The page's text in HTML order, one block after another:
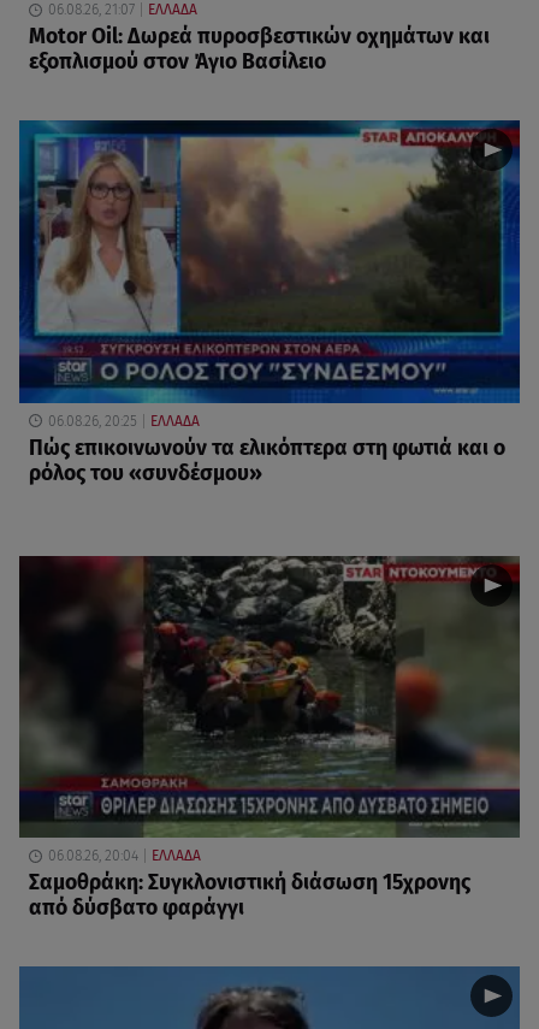
06.08.26, 21:07 ΕΛΛΑΔΑ
Motor Oil: Δωρεά πυροσβεστικών οχημάτων και
εξοπλισμού στον Άγιο Βασίλειο
06.08.26, 20:25 ΕΛΛΑΔΑ
Πώς επικοινωνούν τα ελικόπτερα στη φωτιά και ο
ρόλος του «συνδέσμου»
06.08.26, 20:04 ΕΛΛΑΔΑ
Σαμοθράκη: Συγκλονιστική διάσωση 15χρονης
από δύσβατο φαράγγι